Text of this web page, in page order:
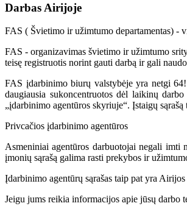
Darbas Airijoje
FAS ( Švietimo ir užimtumo departamentas) -
FAS - organizavimas švietimo ir užimtumo
teisę registruotis norint gauti darbą ir gali
FAS įdarbinimo biurų valstybėje yra netgi
daugiausia sukoncentruotos dėl laikinų
„įdarbinimo agentūros skyriuje“. Įstaigų
Privcačios įdarbinimo agentūros
Asmeniniai agentūros darbuotojai negali imti
įmonių sąrašą galima rasti prekybos ir
Įdarbinimo agentūrų sąrašas taip pat yra
Jeigu jums reikia informacijos apie jūsų darbo